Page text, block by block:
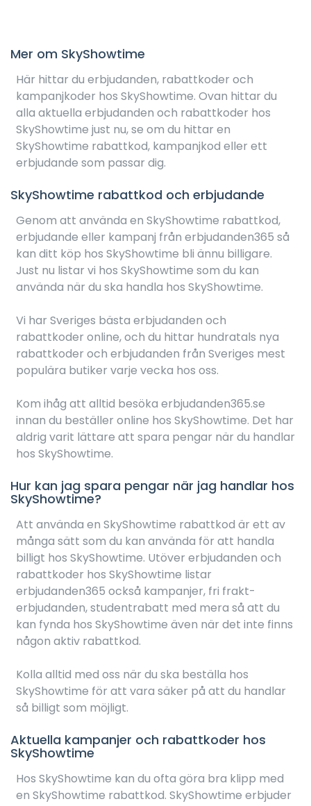
Mer om SkyShowtime
Här hittar du erbjudanden, rabattkoder och
kampanjkoder hos SkyShowtime. Ovan hittar du
alla aktuella erbjudanden och rabattkoder hos
SkyShowtime just nu, se om du hittar en
SkyShowtime rabattkod, kampanjkod eller ett
erbjudande som passar dig.
SkyShowtime rabattkod och erbjudande
Genom att använda en SkyShowtime rabattkod,
erbjudande eller kampanj från erbjudanden365 så
kan ditt köp hos SkyShowtime bli ännu billigare.
Just nu listar vi hos SkyShowtime som du kan
använda när du ska handla hos SkyShowtime.
Vi har Sveriges bästa erbjudanden och
rabattkoder online, och du hittar hundratals nya
rabattkoder och erbjudanden från Sveriges mest
populära butiker varje vecka hos oss.
Kom ihåg att alltid besöka erbjudanden365.se
innan du beställer online hos SkyShowtime. Det har
aldrig varit lättare att spara pengar när du handlar
hos SkyShowtime.
Hur kan jag spara pengar när jag handlar hos
SkyShowtime?
Att använda en SkyShowtime rabattkod är ett av
många sätt som du kan använda för att handla
billigt hos SkyShowtime. Utöver erbjudanden och
rabattkoder hos SkyShowtime listar
erbjudanden365 också kampanjer, fri frakt-
erbjudanden, studentrabatt med mera så att du
kan fynda hos SkyShowtime även när det inte finns
någon aktiv rabattkod.
Kolla alltid med oss när du ska beställa hos
SkyShowtime för att vara säker på att du handlar
så billigt som möjligt.
Aktuella kampanjer och rabattkoder hos
SkyShowtime
Hos SkyShowtime kan du ofta göra bra klipp med
en SkyShowtime rabattkod. SkyShowtime erbjuder